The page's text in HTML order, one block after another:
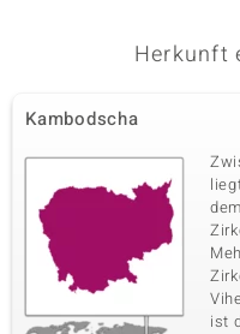
Herkunft
Kambodscha
ist